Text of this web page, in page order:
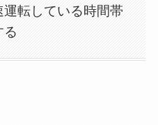
転している時間帯
る